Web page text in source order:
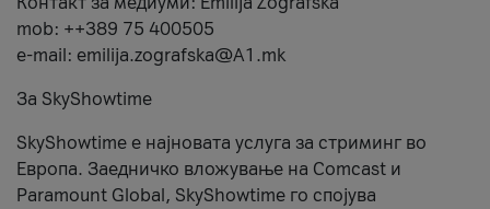
mob: ++389 75 400505
e-mail: emilija.zografska@A1.mk
За SkyShowtime
SkyShowtime е најновата услуга за стриминг во
Европа. Заедничко вложување на Comcast и
Paramount Global, SkyShowtime го спојува